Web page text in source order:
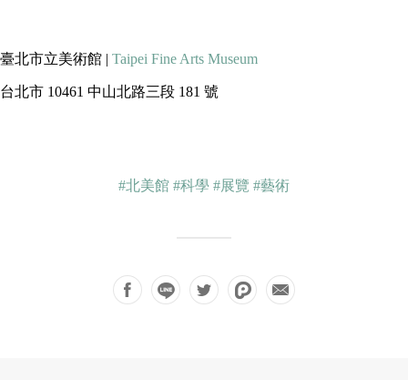
臺北市立美術館 | Taipei Fine Arts Museum
台北市 10461 中山北路三段 181 號
#北美館 #科學 #展覽 #藝術